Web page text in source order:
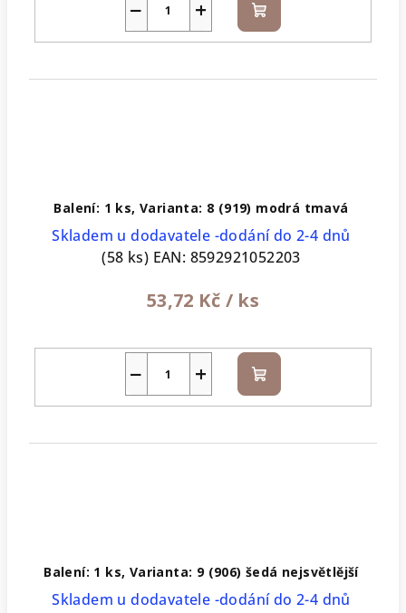
+
− Do
košíku
Balení: 1 ks, Varianta: 8 (919) modrá tmavá
Skladem u dodavatele -dodání do 2-4 dnů
(58 ks) EAN: 8592921052203
53,72 Kč / ks
+
− Do
košíku
Balení: 1 ks, Varianta: 9 (906) šedá nejsvětlější
Skladem u dodavatele -dodání do 2-4 dnů